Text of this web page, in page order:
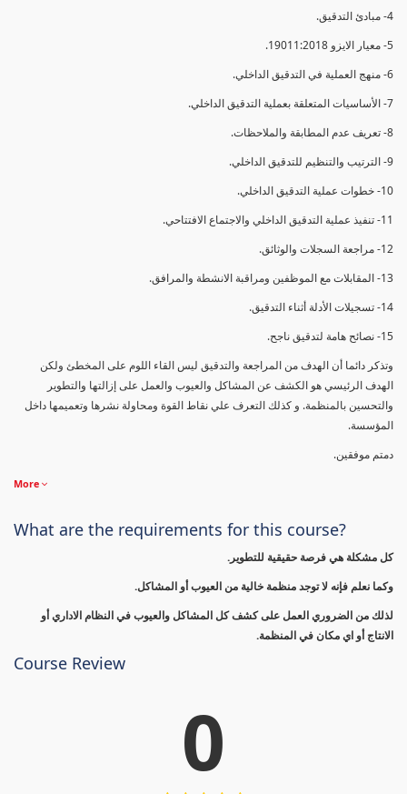
4- مبادئ التدقيق.
5- معيار الايزو 19011:2018.
6- منهج العملية في التدقيق الداخلي.
7- الأساسيات المتعلقة بعملية التدقيق الداخلي.
8- تعريف عدم المطابقة والملاحظات.
9- الترتيب والتنظيم للتدقيق الداخلي.
10- خطوات عملية التدقيق الداخلي.
11- تنفيذ عملية التدقيق الداخلي والاجتماع الافتتاحي.
12- مراجعة السجلات والوثائق.
13- المقابلات مع الموظفين ومراقبة الانشطة والمرافق.
14- تسجيلات الأدلة أثناء التدقيق.
15- نصائح هامة لتدقيق ناجح.
وتذكر دائما أن الهدف من المراجعة والتدقيق ليس القاء اللوم على المخطئ ولكن
الهدف الرئيسي هو الكشف عن المشاكل والعيوب والعمل على إزالتها والتطوير
والتحسين بالمنظمة. و كذلك التعرف علي نقاط القوة ومحاولة نشرها وتعميمها داخل
المؤسسة.
دمتم موفقين.
More
What are the requirements for this course?
كل مشكلة هي فرصة حقيقية للتطوير.
وكما نعلم فإنه لا توجد منظمة خالية من العيوب أو المشاكل.
لذلك من الضروري العمل على كشف كل المشاكل والعيوب في النظام الاداري أو
الانتاج أو اي مكان في المنظمة.
Course Review
0